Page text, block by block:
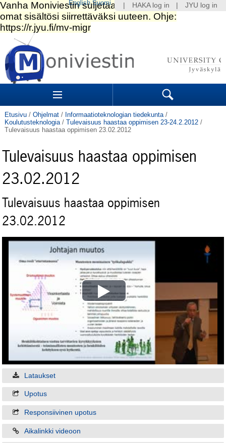
Siirry
sisältöön.
|
Siirry
navigointiin
Sections Search
Etusivu / Ohjelmat / Informaatioteknologian tiedekunta /
Koulutusteknologia / Tulevaisuus haastaa oppimisen 23-24.2.2012 /
Tulevaisuus haastaa oppimisen 23.02.2012
Tulevaisuus haastaa oppimisen
23.02.2012
Tulevaisuus haastaa oppimisen
23.02.2012
Play
Video
Lataukset
Upotus
Responsiivinen upotus
Aikalinkki videoon
HAKA log in JYU log in
English Suomi